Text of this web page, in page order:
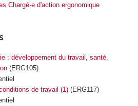
Chargé·e d'action ergonomique
: développement du travail, santé,
(ERG105)
de travail (1) (ERG117)